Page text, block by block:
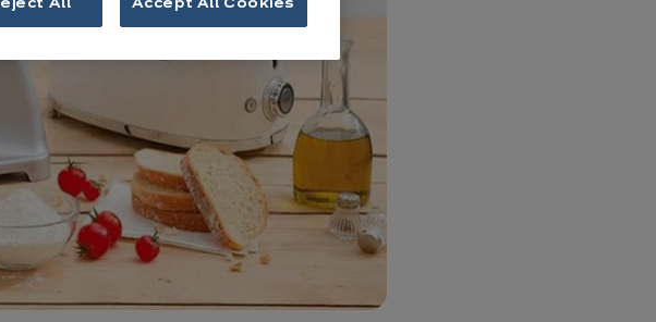
All Accept All Cookies